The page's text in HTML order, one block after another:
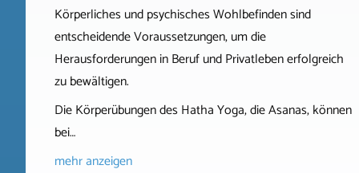
Körperliches und psychisches Wohlbefinden sind
entscheidende Voraussetzungen, um die
Herausforderungen in Beruf und Privatleben erfolgreich
zu bewältigen.
Die Körperübungen des Hatha Yoga, die Asanas, können
bei…
mehr anzeigen